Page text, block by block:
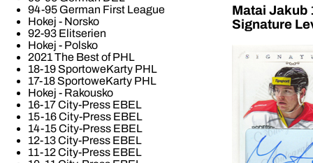
94-95 German First League
Hokej - Norsko
92-93 Elitserien
Hokej - Polsko
2021 The Best of PHL
18-19 SportoweKarty PHL
17-18 SportoweKarty PHL
Hokej - Rakousko
16-17 City-Press EBEL
15-16 City-Press EBEL
14-15 City-Press EBEL
12-13 City-Press EBEL
11-12 City-Press EBEL
Matai Jakub
Signature